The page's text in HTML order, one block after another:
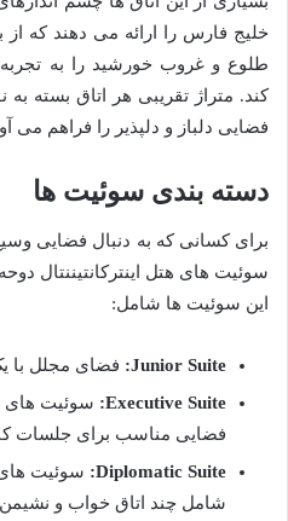
خلیج فارس را ارائه می دهند که
طلوع و غروب خورشید را به
کند. متراژ تقریبی هر اتاق بسته
فضایی دلباز و دلپذیر را فراهم می
دسته بندی سوئیت ها
برای کسانی که به دنبال فضایی
سوئیت های هتل اینترکانتیننتال
این سوئیت ها شامل:
Junior Suite:
فضای مجلل با
Executive Suite:
سوئیت های
فضایی مناسب برای جلسات
Diplomatic Suite:
سوئیت
شامل چند اتاق خواب و